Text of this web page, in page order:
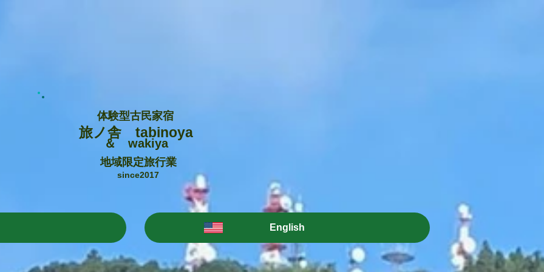
体験型古民家宿
旅ノ舎 tabinoya
＆ wakiya
地域限定旅行業
since2017
English